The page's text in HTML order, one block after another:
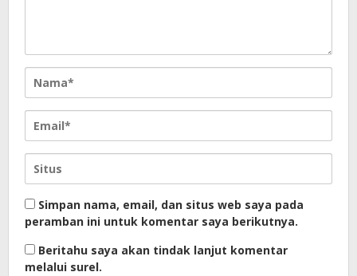
Simpan nama, email, dan situs web saya pada
peramban ini untuk komentar saya berikutnya.
Beritahu saya akan tindak lanjut komentar
melalui surel.